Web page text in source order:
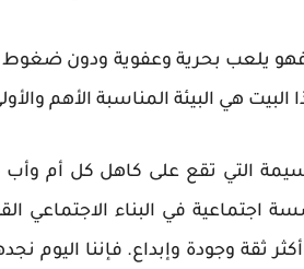
فهو يلعب بحرية وعفوية ودون
هي البيئة المناسبة الأهم
التي تقع على كاهل كل أم وأب
اجتماعية في البناء الاجتماعي
ثقة وجودة وإبداع. فإننا اليوم